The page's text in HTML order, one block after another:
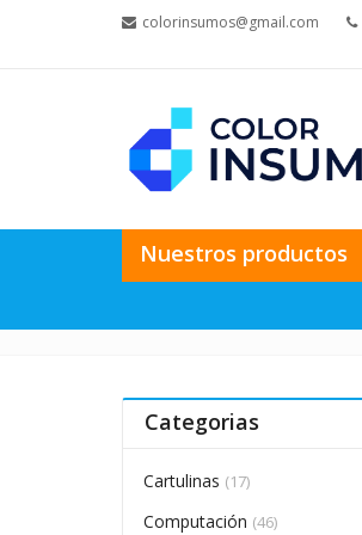
colorinsumos@gmail.com
Nuestros productos
Categorias
Cartulinas (17)
Computación (46)